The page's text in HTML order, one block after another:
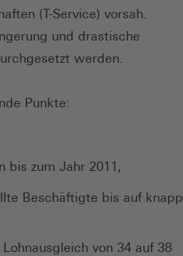
(T-Service) vorsah.
und drastische
werden.
Punkte:
bis zum Jahr 2011,
Beschäftigte bis auf knapp
von 34 auf 38